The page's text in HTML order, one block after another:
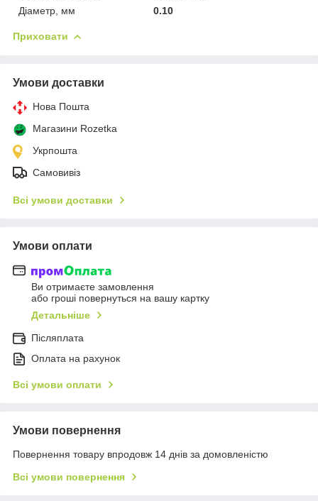
Діаметр, мм
0.10
Приховати
Умови доставки
Нова Пошта
Магазини Rozetka
Укрпошта
Самовивіз
Всі умови доставки
Умови оплати
Ви отримаєте замовлення
або гроші повернуться на вашу картку
Детальніше
Післяплата
Оплата на рахунок
Всі умови оплати
Умови повернення
Повернення товару впродовж 14 днів за домовленістю
Всі умови повернення